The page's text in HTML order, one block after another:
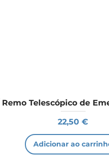
Remo Telescópico de
Preço
22,50 €
Adicionar ao